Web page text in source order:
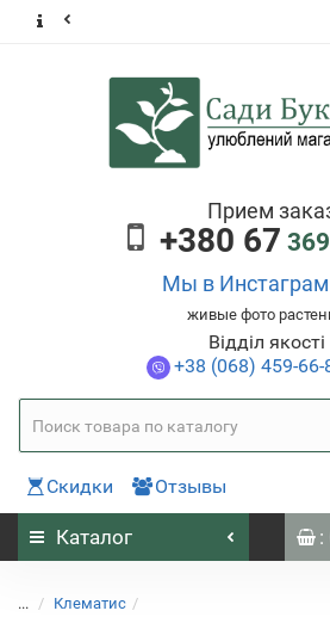
Прием
+380 67
Мы в Инстаграм
живые фото
Відділ якості
+38 (068) 459-66-
Скидки Отзывы
Каталог :
...
Клематис